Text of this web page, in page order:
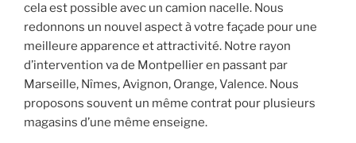
cela est possible avec un camion nacelle. Nous
redonnons un nouvel aspect à votre façade pour une
meilleure apparence et attractivité. Notre rayon
d’intervention va de Montpellier en passant par
Marseille, Nîmes, Avignon, Orange, Valence. Nous
proposons souvent un même contrat pour plusieurs
magasins d’une même enseigne.